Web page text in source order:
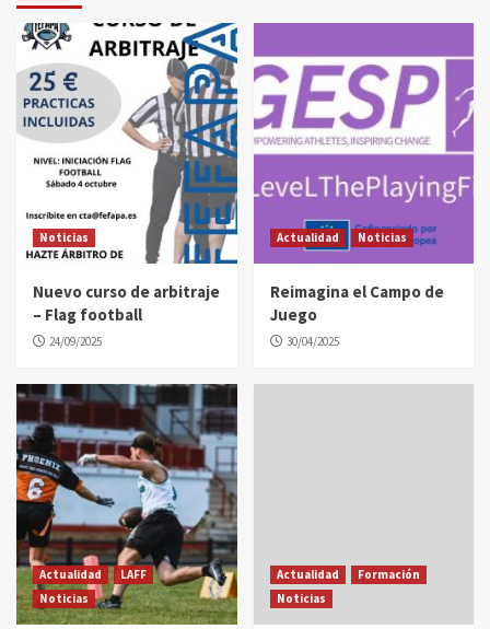
Noticias
Nuevo curso de arbitraje
– Flag football
24/09/2025
Actualidad Noticias
Reimagina el Campo de
Juego
30/04/2025
Actualidad
LAFF
Noticias
Actualidad
Formación
Noticias